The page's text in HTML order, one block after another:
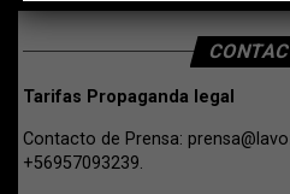
Tarifas Propaganda legal
Contacto de Prensa:
+56957093239.